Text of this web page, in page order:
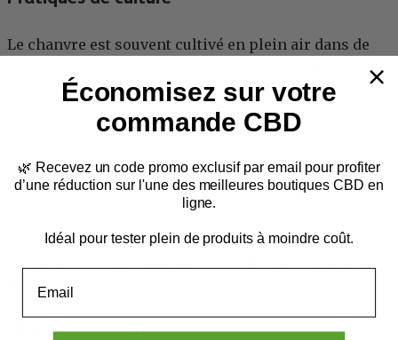
Le chanvre est souvent cultivé en plein air dans de
grands champs à des fins industrielles, telles que la
production de fibres, de graines et l’extraction de
CBD. Il a un cycle de croissance relativement rapide
La marijuana est souvent cultivée en intérieur ou
dans des environnements contrôlés afin d’optimiser
les conditions de production de THC. Les pratiques
fleurs et des bourgeons.
Utilisations courantes
Économisez sur votre
commande CBD
🌿 Recevez un code promo exclusif par email pour profiter
d’une réduction sur l'une des meilleures boutiques CBD en
ligne.
Idéal pour tester plein de produits à moindre coût.